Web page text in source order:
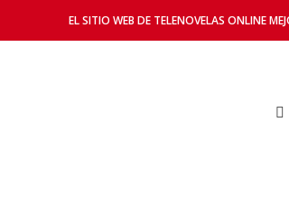
EL SITIO WEB DE TELENOVELAS ONLINE